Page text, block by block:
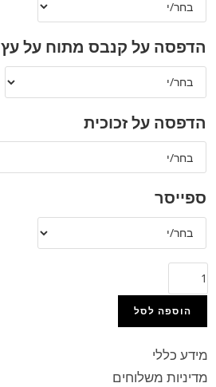
הדפסה על קנבס מתוח על עץ
הדפסה על זכוכית
ספייסר
הוספה לסל
מידע כללי
מדיניות משלוחים